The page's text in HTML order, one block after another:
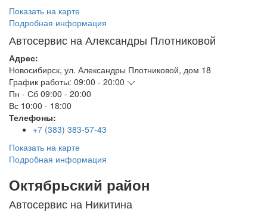
Показать на карте
Подробная информация
Автосервис на Александры Плотниковой
Адрес:
Новосибирск, ул. Александры Плотниковой, дом 18
График работы: 09:00 - 20:00
Пн - Сб 09:00 - 20:00
Вс 10:00 - 18:00
Телефоны:
+7 (383) 383-57-43
Показать на карте
Подробная информация
Октябрьский район
Автосервис на Никитина